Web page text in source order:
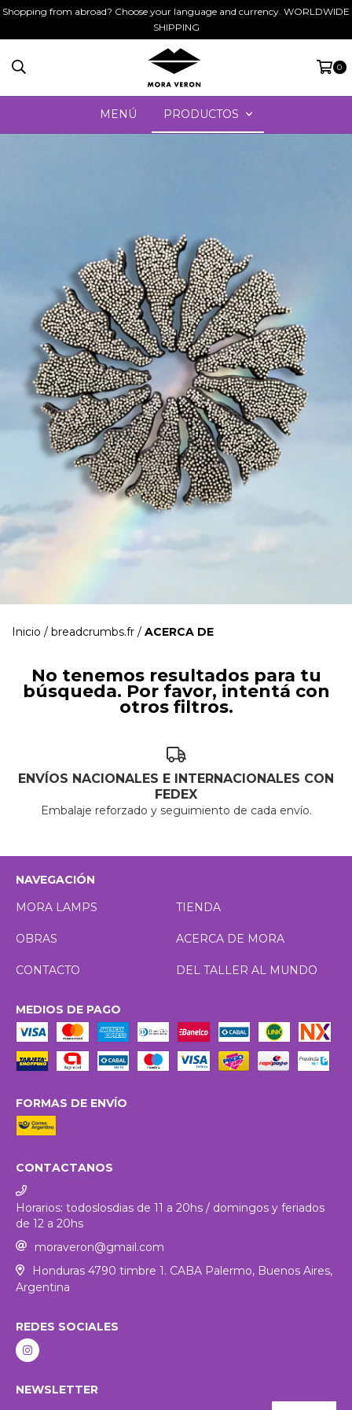
Shopping from abroad? Choose your language and currency. WORLDWIDE
SHIPPING
0
MENÚ PRODUCTOS
Inicio / breadcrumbs.fr / ACERCA DE
No tenemos resultados para tu
búsqueda. Por favor, intentá con
otros filtros.
ENVÍOS NACIONALES E INTERNACIONALES CON
FEDEX
Embalaje reforzado y seguimiento de cada envío.
NAVEGACIÓN
MORA LAMPS
TIENDA
OBRAS ACERCA DE MORA
CONTACTO DEL TALLER AL MUNDO
MEDIOS DE PAGO
FORMAS DE ENVÍO
CONTACTANOS
Horarios: todoslosdias de 11 a 20hs / domingos y feriados
de 12 a 20hs
moraveron@gmail.com
Honduras 4790 timbre 1. CABA Palermo, Buenos Aires,
Argentina
REDES SOCIALES
NEWSLETTER